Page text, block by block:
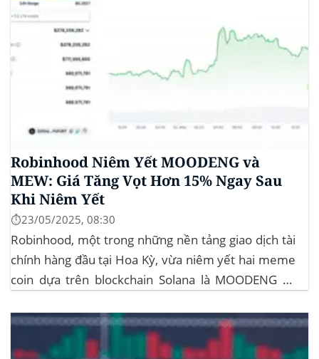
Robinhood Niêm Yết MOODENG và
MEW: Giá Tăng Vọt Hơn 15% Ngay Sau
Khi Niêm Yết
⏱️23/05/2025, 08:30
Robinhood, một trong những nền tảng giao dịch tài
chính hàng đầu tại Hoa Kỳ, vừa niêm yết hai meme
coin dựa trên blockchain Solana là MOODENG và
mẽ cho cả hai đồng tiền số, với mức tăng hơn...